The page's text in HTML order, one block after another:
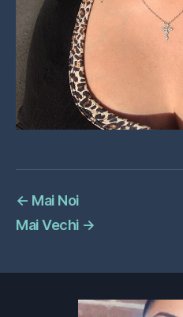
← Mai Noi
Mai Vechi →